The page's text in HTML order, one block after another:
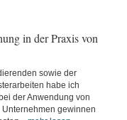
in der Praxis von
sowie der
habe ich
der Anwendung von
gewinnen